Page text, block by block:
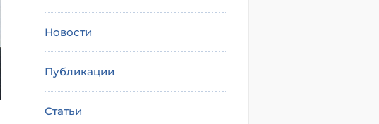
Новости
Публикации
Статьи